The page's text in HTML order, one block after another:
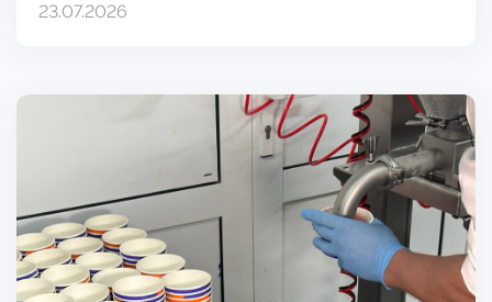
23.07.2026